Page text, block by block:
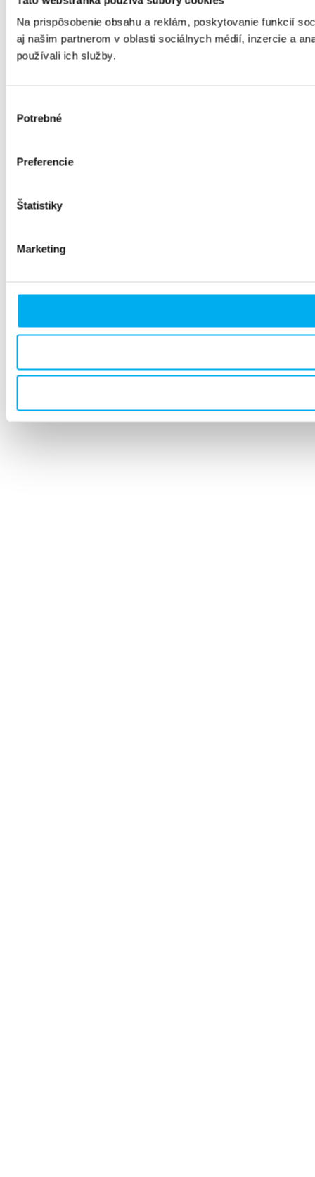
Na prispôsobenie obsahu a reklám, poskytovanie funkcií
aj našim partnerom v oblasti sociálnych médií, inzercie a
používali ich služby.
súhlasu
Potrebné
Preferencie
Štatistiky
Marketing